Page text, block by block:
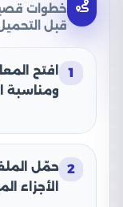
خطوات
قبل
1
افتح
ومناسبة
2 حمّل
الأجزاء